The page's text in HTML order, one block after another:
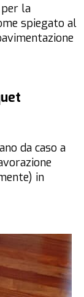
la
spiegato al
da caso a
in